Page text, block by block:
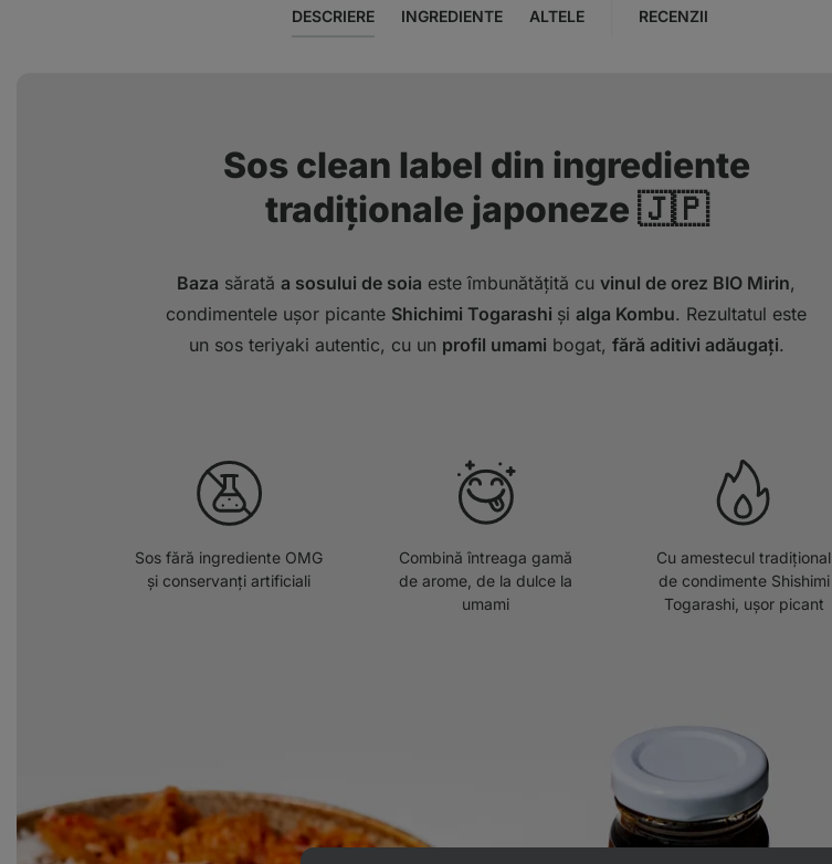
DESCRIERE INGREDIENTE ALTELE RECENZII
Sos clean label din ingrediente
tradiționale japoneze 🇯🇵
Baza sărată a sosului de soia este îmbunătățită cu vinul de orez BIO Mirin,
condimentele ușor picante Shichimi Togarashi și alga Kombu. Rezultatul este
un sos teriyaki autentic, cu un profil umami bogat, fără aditivi adăugați.
Sos fără ingrediente OMG
și conservanți artificiali
Combină întreaga gamă
de arome, de la dulce la
umami
Cu amestecul tradițional
de condimente Shishimi
Togarashi, ușor picant